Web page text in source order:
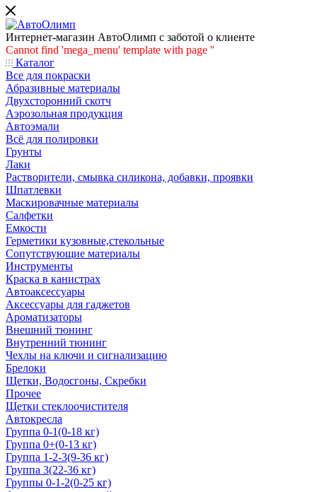
Интернет-магазин АвтоОлимп с заботой о клиенте
Cannot find 'mega_menu' template with page ''
Каталог
Все для покраски
Абразивные материалы
Двухсторонний скотч
Аэрозольная продукция
Автоэмали
Всё для полировки
Грунты
Лаки
Растворители, смывка силикона, добавки, проявки
Шпатлевки
Маскировачные материалы
Салфетки
Емкости
Герметики кузовные,стекольные
Сопутствующие материалы
Инструменты
Краска в канистрах
Автоаксессуары
Аксессуары для гаджетов
Ароматизаторы
Внешний тюнинг
Внутренний тюнинг
Чехлы на ключи и сигнализацию
Брелоки
Щетки, Водосгоны, Скребки
Прочее
Щетки стеклоочистителя
Автокресла
Группа 0-1(0-18 кг)
Группа 0+(0-13 кг)
Группа 1-2-3(9-36 кг)
Группа 3(22-36 кг)
Группы 0-1-2(0-25 кг)